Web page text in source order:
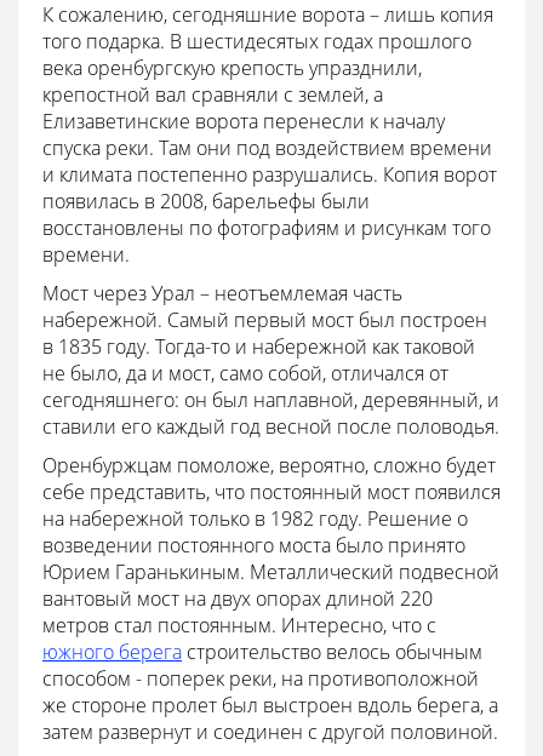
К сожалению, сегодняшние ворота – лишь копия
того подарка. В шестидесятых годах прошлого
века оренбургскую крепость упразднили,
крепостной вал сравняли с землей, а
Елизаветинские ворота перенесли к началу
спуска реки. Там они под воздействием времени
и климата постепенно разрушались. Копия ворот
появилась в 2008, барельефы были
восстановлены по фотографиям и рисункам того
времени.
Мост через Урал – неотъемлемая часть
набережной. Самый первый мост был построен
в 1835 году. Тогда-то и набережной как таковой
не было, да и мост, само собой, отличался от
сегодняшнего: он был наплавной, деревянный, и
ставили его каждый год весной после половодья.
Оренбуржцам помоложе, вероятно, сложно будет
себе представить, что постоянный мост появился
на набережной только в 1982 году. Решение о
возведении постоянного моста было принято
Юрием Гаранькиным. Металлический подвесной
вантовый мост на двух опорах длиной 220
метров стал постоянным. Интересно, что с
южного берега строительство велось обычным
способом - поперек реки, на противоположной
же стороне пролет был выстроен вдоль берега, а
затем развернут и соединен с другой половиной.